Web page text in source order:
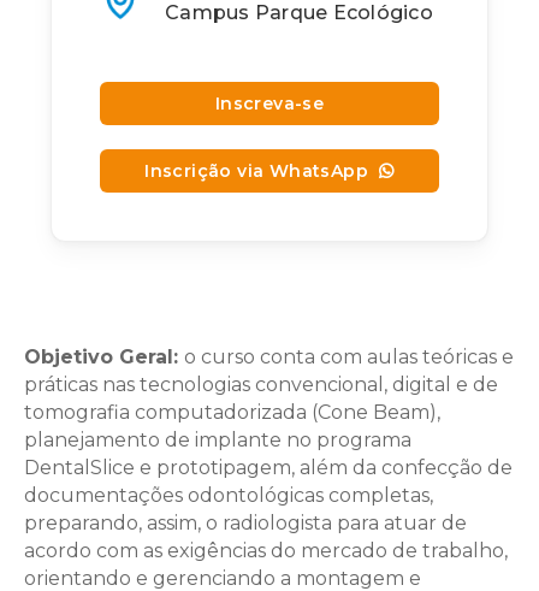
Objetivo Geral: o curso conta com aulas teóricas e
práticas nas tecnologias convencional, digital e de
tomografia computadorizada (Cone Beam),
planejamento de implante no programa
DentalSlice e prototipagem, além da confecção de
documentações odontológicas completas,
preparando, assim, o radiologista para atuar de
acordo com as exigências do mercado de trabalho,
orientando e gerenciando a montagem e
Campus Parque Ecológico
Inscreva-se
Inscrição via WhatsApp